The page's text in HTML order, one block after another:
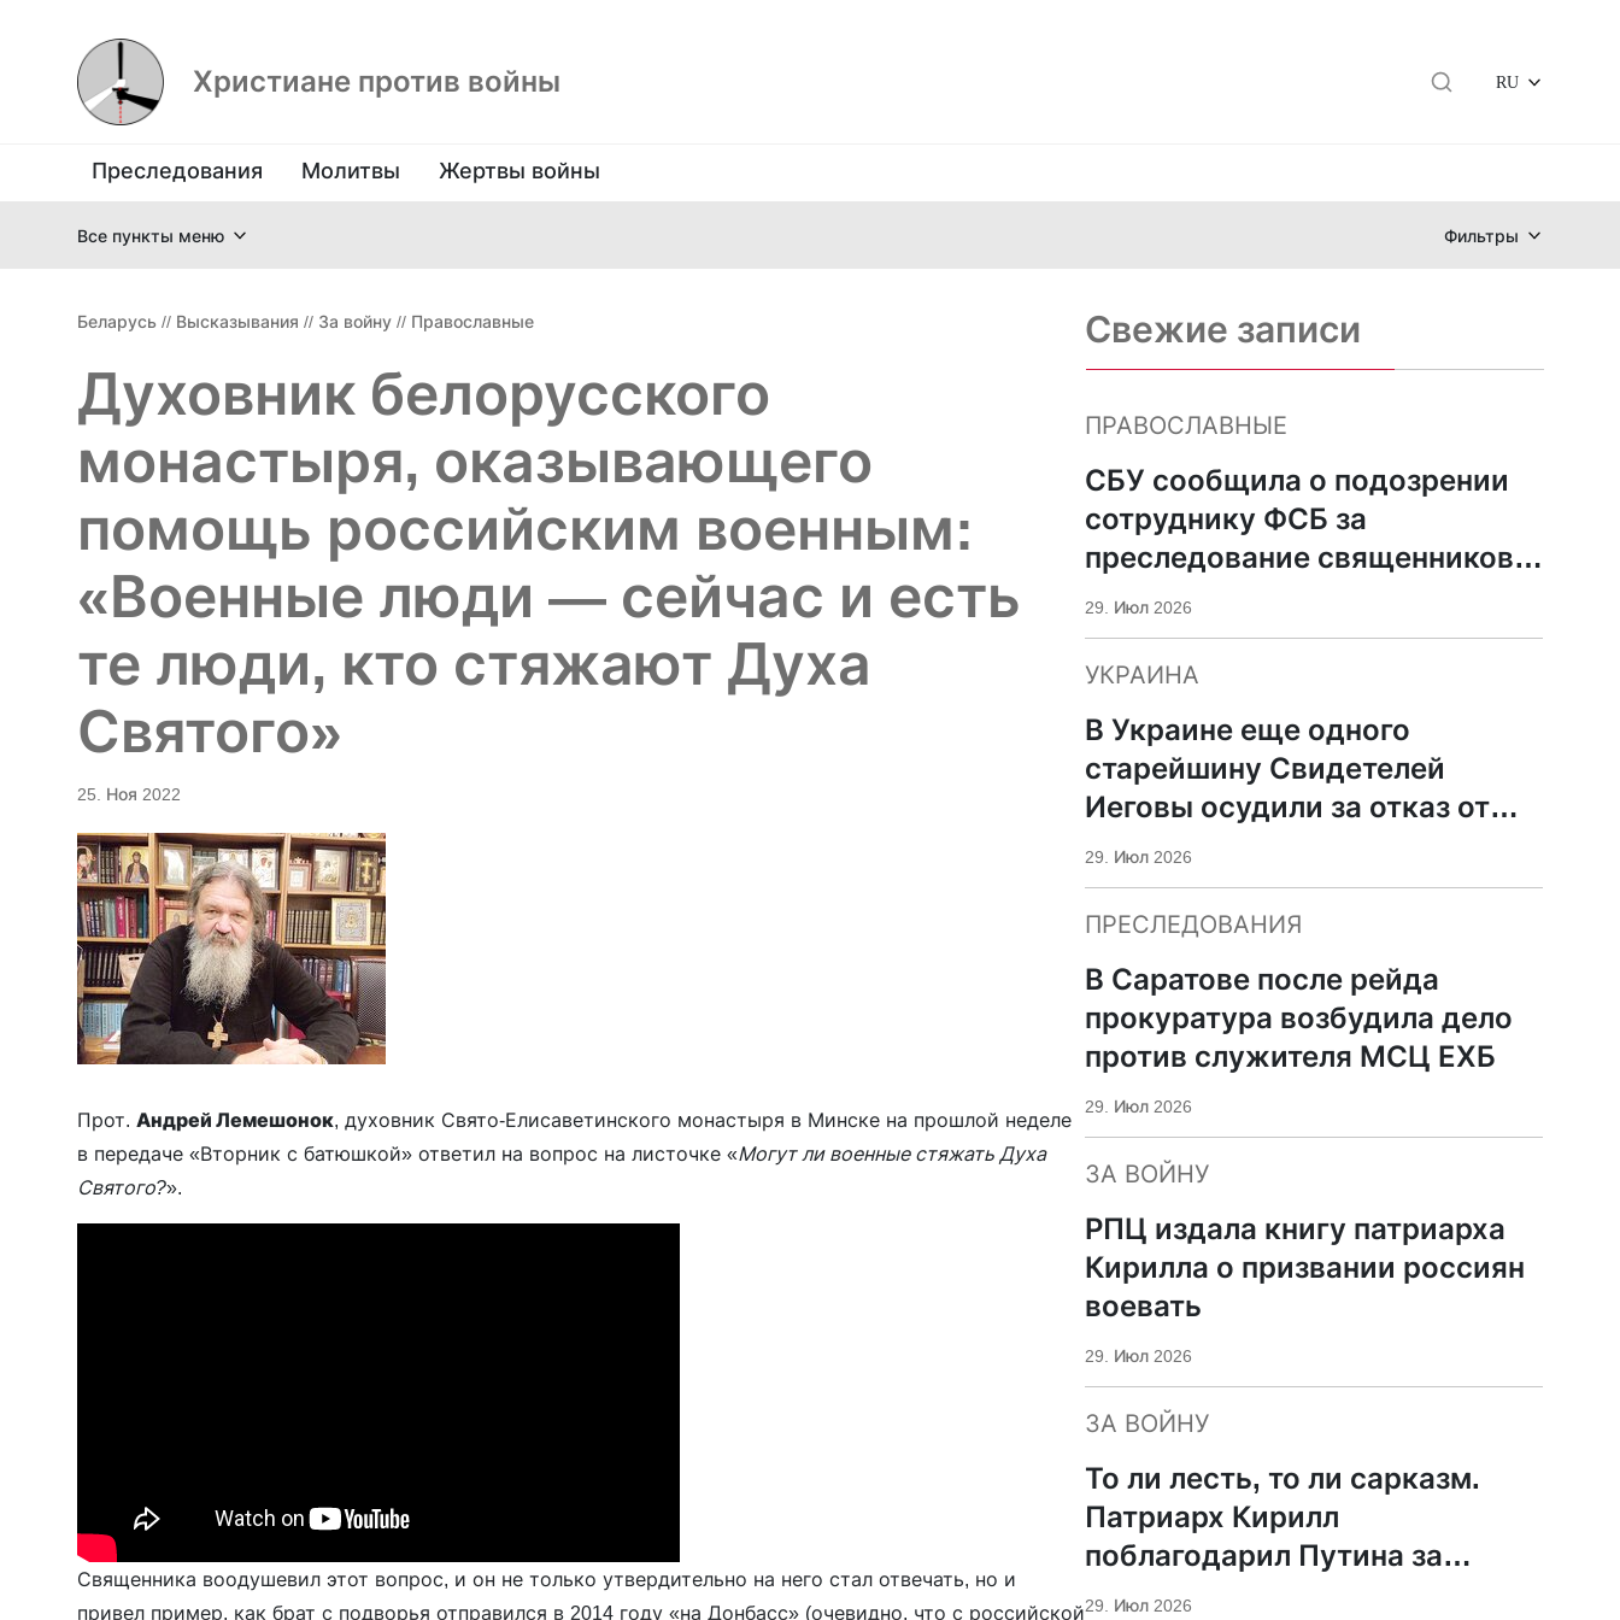
Христиане против войны RU
Преследования Молитвы Жертвы войны
Все пункты меню Фильтры
Беларусь // Высказывания // За войну // Православные
Духовник белорусского
монастыря, оказывающего
помощь российским военным:
«Военные люди — сейчас и есть
те люди, кто стяжают Духа
Святого»
25. Ноя 2022
Прот. Андрей Лемешонок, духовник Свято-Елисаветинского монастыря в Минске на прошлой неделе
в передаче «Вторник с батюшкой» ответил на вопрос на листочке «Могут ли военные стяжать Духа
Святого?».
Священника воодушевил этот вопрос, и он не только утвердительно на него стал отвечать, но и
привел пример, как брат с подворья отправился в 2014 году «на Донбасс» (очевидно, что с российской
Свежие записи
ПРАВОСЛАВНЫЕ
СБУ сообщила о подозрении
сотруднику ФСБ за
преследование священников
ПЦУ
29. Июл 2026
УКРАИНА
В Украине еще одного
старейшину Свидетелей
Иеговы осудили за отказ от
мобилизации
29. Июл 2026
ПРЕСЛЕДОВАНИЯ
В Саратове после рейда
прокуратура возбудила дело
против служителя МСЦ ЕХБ
29. Июл 2026
ЗА ВОЙНУ
РПЦ издала книгу патриарха
Кирилла о призвании россиян
воевать
29. Июл 2026
ЗА ВОЙНУ
То ли лесть, то ли сарказм.
Патриарх Кирилл
поблагодарил Путина за
защиту суверенитета и
29. Июл 2026